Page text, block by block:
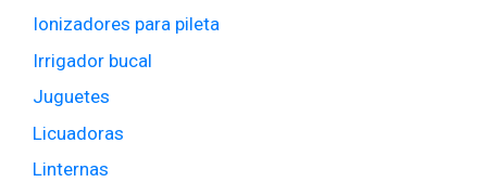
Ionizadores para pileta
Irrigador bucal
Juguetes
Licuadoras
Linternas